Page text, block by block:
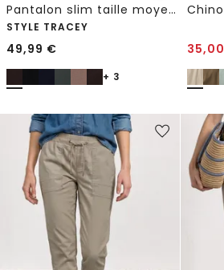
Pantalon slim taille moyenne style décontracté
STYLE TRACEY
49,99 €
+ 3
35,00